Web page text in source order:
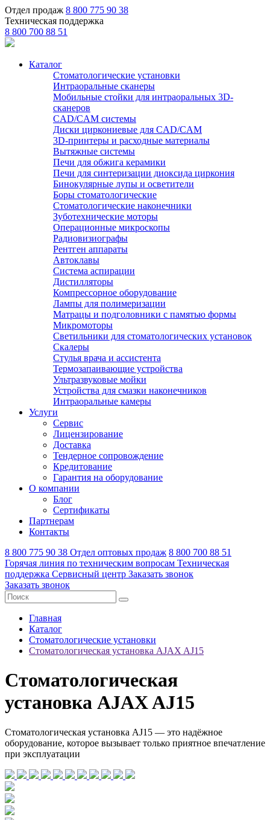
Отдел продаж 8 800 775 90 38
Техническая поддержка
8 800 700 88 51
Каталог
Стоматологические установки
Интраоральные сканеры
Мобильные стойки для интраоральных 3D-
сканеров
CAD/CAM системы
Диски циркониевые для CAD/CAM
3D-принтеры и расходные материалы
Вытяжные системы
Печи для обжига керамики
Печи для синтеризации диоксида циркония
Бинокулярные лупы и осветители
Боры стоматологические
Стоматологические наконечники
Зуботехнические моторы
Операционные микроскопы
Радиовизиографы
Рентген аппараты
Автоклавы
Система аспирации
Дистилляторы
Компрессорное оборудование
Лампы для полимеризации
Матрацы и подголовники с памятью формы
Микромоторы
Светильники для стоматологических установок
Скалеры
Стулья врача и ассистента
Термозапаивающие устройства
Ультразвуковые мойки
Устройства для смазки наконечников
Интраоральные камеры
Услуги
Сервис
Лицензирование
Доставка
Тендерное сопровождение
Кредитование
Гарантия на оборудование
О компании
Блог
Сертификаты
Партнерам
Контакты
8 800 775 90 38 Отдел оптовых продаж 8 800 700 88 51
Горячая линия по техническим вопросам Техническая
поддержка Сервисный центр Заказать звонок
Заказать звонок
Главная
Каталог
Стоматологические установки
Стоматологическая установка AJAX AJ15
Стоматологическая
установка AJAX AJ15
Стоматологическая установка AJ15 — это надёжное
оборудование, которое вызывает только приятное впечатление
при эксплуатации